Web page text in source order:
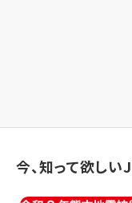
今、知って欲し